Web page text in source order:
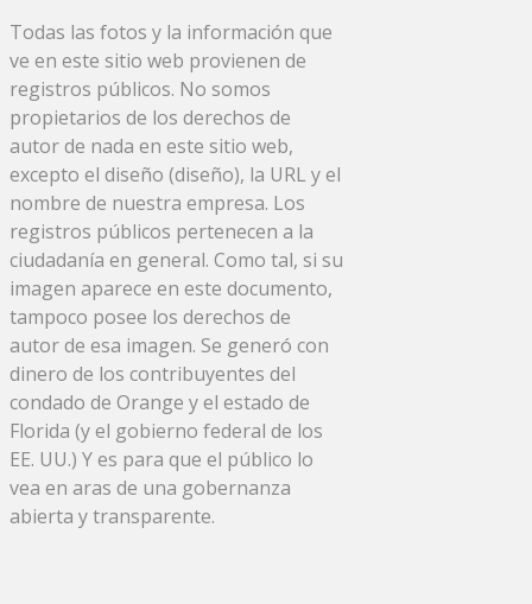
Todas las fotos y la información que
ve en este sitio web provienen de
registros públicos. No somos
propietarios de los derechos de
autor de nada en este sitio web,
excepto el diseño (diseño), la URL y el
nombre de nuestra empresa. Los
registros públicos pertenecen a la
ciudadanía en general. Como tal, si su
imagen aparece en este documento,
tampoco posee los derechos de
autor de esa imagen. Se generó con
dinero de los contribuyentes del
condado de Orange y el estado de
Florida (y el gobierno federal de los
EE. UU.) Y es para que el público lo
vea en aras de una gobernanza
abierta y transparente.